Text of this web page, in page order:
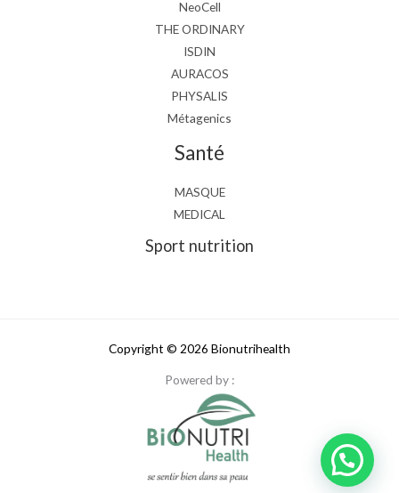
NeoCell
THE ORDINARY
ISDIN
AURACOS
PHYSALIS
Métagenics
Santé
MASQUE
MEDICAL
Sport nutrition
Copyright © 2026 Bionutrihealth
Powered by :